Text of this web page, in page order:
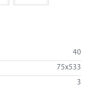
40
75x533
3